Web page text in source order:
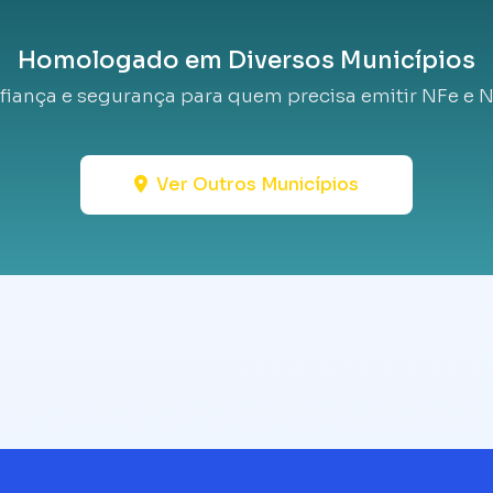
Homologado em Diversos Municípios
e segurança para quem precisa emitir NFe e
Ver Outros Municípios